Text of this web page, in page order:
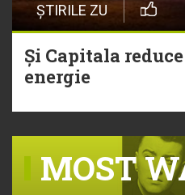
ȘTIRILE ZU
Și Capitala
energie
MOST